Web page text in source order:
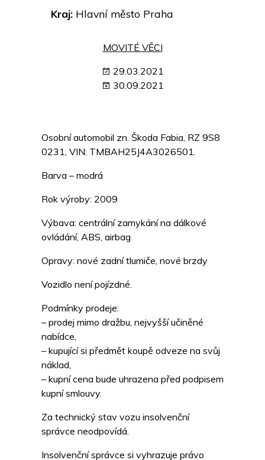
Kraj: Hlavní město Praha
MOVITÉ VĚCI
29.03.2021
30.09.2021
Osobní automobil zn. Škoda Fabia, RZ 9S8
0231, VIN: TMBAH25J4A3026501.
Barva – modrá
Rok výroby: 2009
Výbava: centrální zamykání na dálkové
ovládání, ABS, airbag
Opravy: nové zadní tlumiče, nové brzdy
Vozidlo není pojízdné.
Podmínky prodeje:
– prodej mimo dražbu, nejvyšší učiněné
nabídce,
– kupující si předmět koupě odveze na svůj
náklad,
– kupní cena bude uhrazena před podpisem
kupní smlouvy.
Za technický stav vozu insolvenční
správce neodpovídá.
Insolvenční správce si vyhrazuje právo